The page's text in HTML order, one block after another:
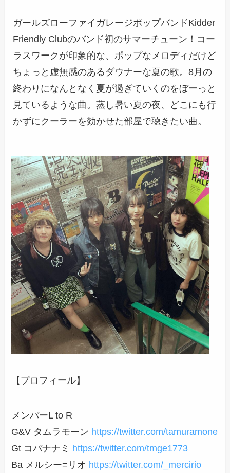
ガールズローファイガレージポップバンドKidder
Friendly Clubのバンド初のサマーチューン！コー
ラスワークが印象的な、ポップなメロディだけど
ちょっと虚無感のあるダウナーな夏の歌。8月の
終わりになんとなく夏が過ぎていくのをぼーっと
見ているような曲。蒸し暑い夏の夜、どこにも行
かずにクーラーを効かせた部屋で聴きたい曲。
【プロフィール】
メンバーL to R
G&V タムラモーン https://twitter.com/tamuramone
Gt コバナナミ https://twitter.com/tmge1773
Ba メルシー=リオ https://twitter.com/_mercirio